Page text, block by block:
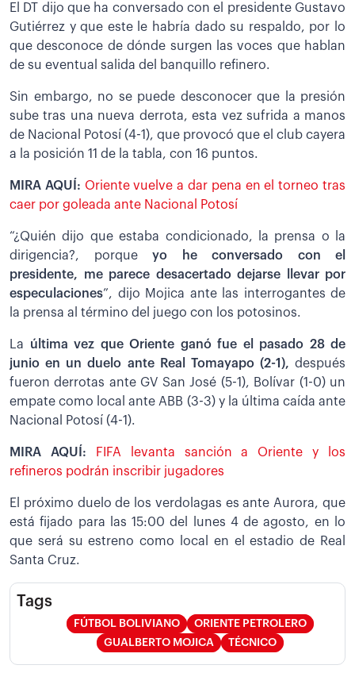
El DT dijo que ha conversado con el presidente Gustavo
Gutiérrez y que este le habría dado su respaldo, por lo
que desconoce de dónde surgen las voces que hablan
de su eventual salida del banquillo refinero.
Sin embargo, no se puede desconocer que la presión
sube tras una nueva derrota, esta vez sufrida a manos
de Nacional Potosí (4-1), que provocó que el club cayera
a la posición 11 de la tabla, con 16 puntos.
MIRA AQUÍ: Oriente vuelve a dar pena en el torneo tras
caer por goleada ante Nacional Potosí
“¿Quién dijo que estaba condicionado, la prensa o la
dirigencia?, porqueyo he conversado con el
presidente, me parece desacertado dejarse llevar por
especulaciones”, dijo Mojica ante las interrogantes de
la prensa al término del juego con los potosinos.
La última vez que Oriente ganó fue el pasado 28 de
junio en un duelo ante Real Tomayapo (2-1), después
fueron derrotas ante GV San José (5-1), Bolívar (1-0) un
empate como local ante ABB (3-3) y la última caída ante
Nacional Potosí (4-1).
MIRA AQUÍ:
FIFA levanta sanción a Oriente y los
refineros podrán inscribir jugadores
El próximo duelo de los verdolagas es ante Aurora, que
está fijado para las 15:00 del lunes 4 de agosto, en lo
que será su estreno como local en el estadio de Real
Santa Cruz.
Tags
FÚTBOL BOLIVIANO
ORIENTE PETROLERO
GUALBERTO MOJICA
TÉCNICO